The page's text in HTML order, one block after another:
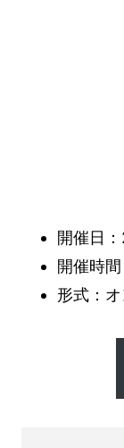
開催日
開催時
形式：